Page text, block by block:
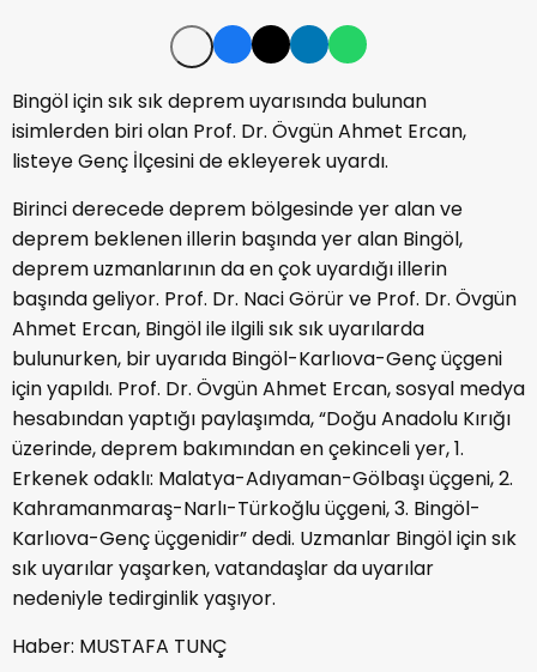
Bingöl için sık sık deprem uyarısında bulunan
isimlerden biri olan Prof. Dr. Övgün Ahmet Ercan,
listeye Genç İlçesini de ekleyerek uyardı.
Birinci derecede deprem bölgesinde yer alan ve
deprem beklenen illerin başında yer alan Bingöl,
deprem uzmanlarının da en çok uyardığı illerin
başında geliyor. Prof. Dr. Naci Görür ve Prof. Dr. Övgün
Ahmet Ercan, Bingöl ile ilgili sık sık uyarılarda
bulunurken, bir uyarıda Bingöl-Karlıova-Genç üçgeni
için yapıldı. Prof. Dr. Övgün Ahmet Ercan, sosyal medya
hesabından yaptığı paylaşımda, “Doğu Anadolu Kırığı
üzerinde, deprem bakımından en çekinceli yer, 1.
Erkenek odaklı: Malatya-Adıyaman-Gölbaşı üçgeni, 2.
Kahramanmaraş-Narlı-Türkoğlu üçgeni, 3. Bingöl-
Karlıova-Genç üçgenidir” dedi. Uzmanlar Bingöl için sık
sık uyarılar yaşarken, vatandaşlar da uyarılar
nedeniyle tedirginlik yaşıyor.
Haber: MUSTAFA TUNÇ